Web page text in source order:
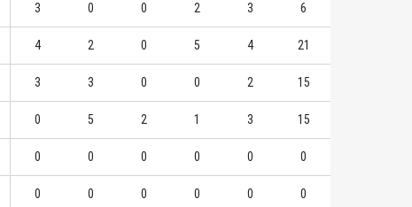
3 0 0 2 3 6
4 2 0 5 4 21
3 3 0 0 2 15
0 5 2 1 3 15
0 0 0 0 0 0
0 0 0 0 0 0